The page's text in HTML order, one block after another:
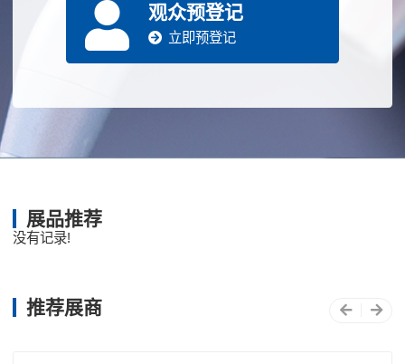
观众预登记
立即预登记
展品推荐
没有记录!
推荐展商
博科控股集团有限公司